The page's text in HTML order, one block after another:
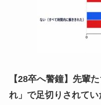
【28卒へ警鐘】先輩
れ」で足切りされてい